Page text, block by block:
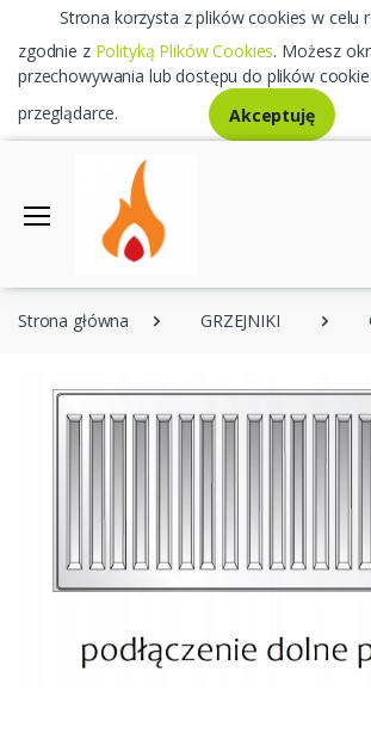
Strona korzysta z plików cookies w celu
zgodnie z Polityką Plików Cookies. Możesz
przechowywania lub dostępu do plików
przeglądarce.
Akceptuję
Strona główna GRZEJNIKI